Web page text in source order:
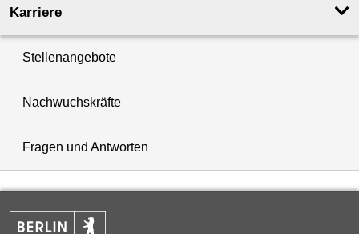
Karriere
Stellenangebote
Nachwuchskräfte
Fragen und Antworten